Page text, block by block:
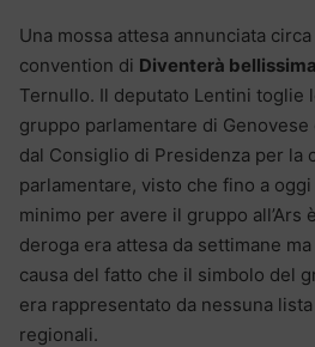
Una mossa attesa annunciata
convention di Diventerà bellissima
Ternullo. Il deputato Lentini toglie
gruppo parlamentare di
dal Consiglio di Presidenza per la
parlamentare, visto che fino a
minimo per avere il gruppo all’Ars
deroga era attesa da settimane
causa del fatto che il simbolo del
era rappresentato da nessuna
regionali.